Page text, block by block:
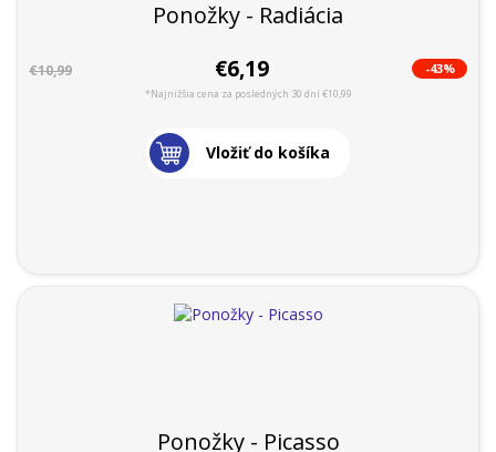
Ponožky - Radiácia
€10,99 €6,19 -43%
*Najnižšia cena za posledných 30 dní €10,99
Vložiť do košíka
Ponožky - Picasso